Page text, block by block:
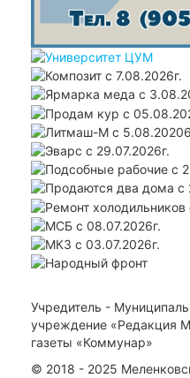
Учредитель -
учреждение «Редакция
газеты «Коммунар»
© 2018 - 2025